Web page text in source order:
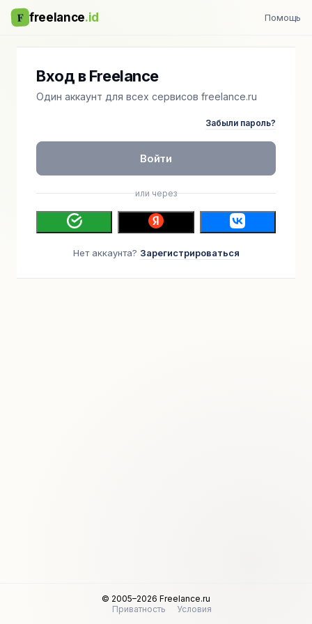
F freelance.id Помощь
Вход в Freelance
Один аккаунт для всех сервисов freelance.ru
Забыли пароль?
Войти
или через
Нет аккаунта? Зарегистрироваться
© 2005–2026 Freelance.ru
Приватность
Условия